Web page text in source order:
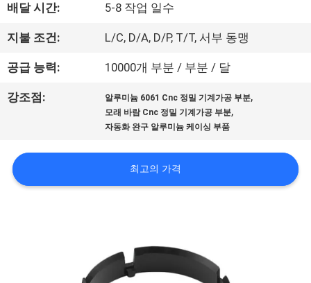
장
투
어
질
관
배달 시간: 5-8 작업 일수
지불 조건: L/C, D/A, D/P, T/T, 서부 동맹
공급 능력: 10000개 부분 / 부분 / 달
강조점: 알루미늄 6061 Cnc 정밀 기계가공 부분,
모래 바람 Cnc 정밀 기계가공 부분,
자동화 완구 알루미늄 케이싱 부품
최고의 가격